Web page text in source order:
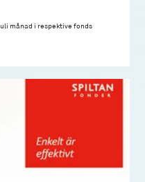
månad i respektive fonds